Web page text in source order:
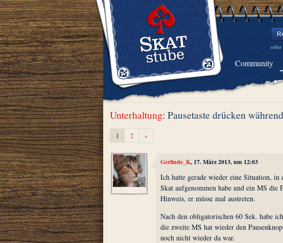
oder
Community
Unterhaltung: Pausetaste drücken
1 2 »Weiter
Gerlinde_K, 17. März 2013, um 12:03
Ich hatte gerade wieder eine Situation, in
Skat aufgenommen habe und ein MS die
Hinweis, er müsse mal austreten.
Nach den obligatorischen 60 Sek. habe
die zweite MS hat wieder den
noch nicht wieder da war.